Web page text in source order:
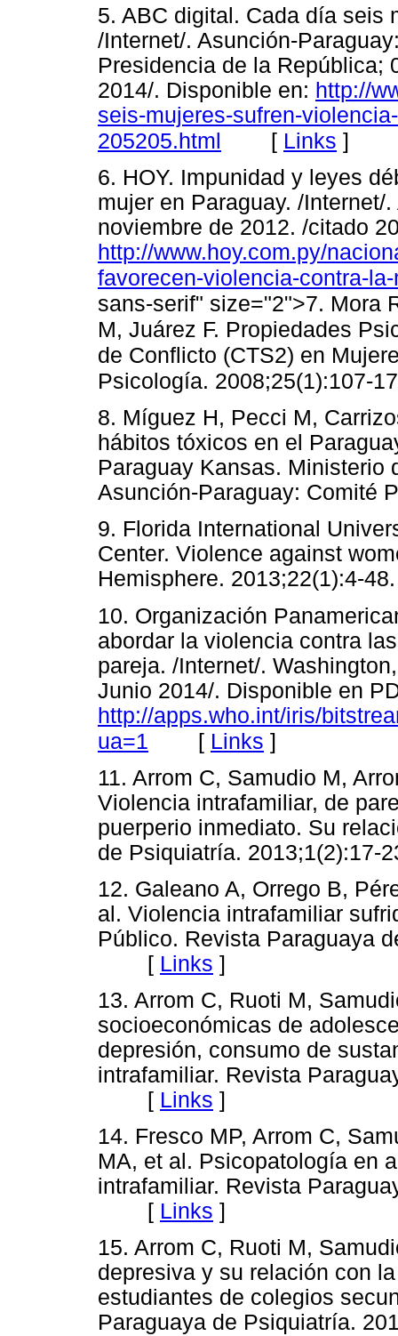
5. ABC digital. Cada día seis
/Internet/. Asunción-
Presidencia de la República;
2014/. Disponible en: http://
seis-mujeres-sufren-
205205.html [ Links ]
6. HOY. Impunidad y leyes
mujer en Paraguay. /Internet/
noviembre de 2012. /citado
http://www.hoy.com.py/
favorecen-violencia-contra-
sans-serif" size="2">7. Mora
M, Juárez F. Propiedades
de Conflicto (CTS2) en
Psicología.
8. Míguez H, Pecci M,
hábitos tóxicos en el
Paraguay Kansas. Ministerio
Asunción-Paraguay:
9. Florida International
Center. Violence against
Hemisphere.
10. Organización
abordar la violencia contra
pareja. /Internet/.
Junio 2014/. Disponible en
http://apps.who.int/iris/
ua=1 [ Links ]
11. Arrom C, Samudio M,
Violencia intrafamiliar, de
puerperio inmediato. Su
de Psiquiatría.
12. Galeano A, Orrego B,
al. Violencia intrafamiliar
Público. Revista Paraguaya
[ Links ]
13. Arrom C, Ruoti M,
socioeconómicas de
depresión, consumo de
intrafamiliar. Revista
[ Links ]
14. Fresco MP, Arrom C,
MA, et al. Psicopatología en
intrafamiliar. Revista
[ Links ]
15. Arrom C, Ruoti M,
depresiva y su relación con
estudiantes de colegios
Paraguaya de Psiquiatría.